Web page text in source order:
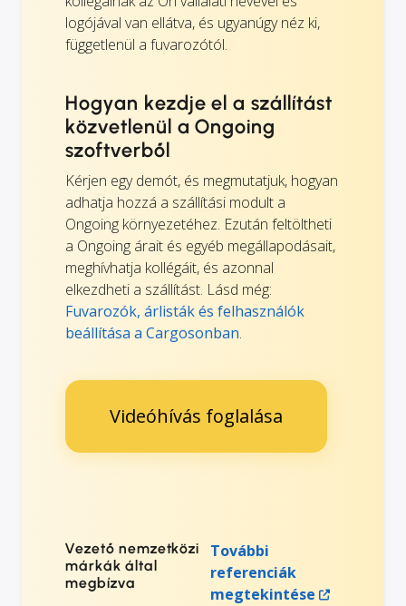
logójával van ellátva, és ugyanúgy néz ki,
függetlenül a fuvarozótól.
Hogyan kezdje el a szállítást
közvetlenül a Ongoing
szoftverből
Kérjen egy demót, és megmutatjuk, hogyan
adhatja hozzá a szállítási modult a
Ongoing környezetéhez. Ezután feltöltheti
a Ongoing árait és egyéb megállapodásait,
meghívhatja kollégáit, és azonnal
elkezdheti a szállítást. Lásd még:
Fuvarozók, árlisták és felhasználók
beállítása a Cargosonban.
Videóhívás foglalása
Vezető nemzetközi
márkák által
megbízva
További
referenciák
megtekintése